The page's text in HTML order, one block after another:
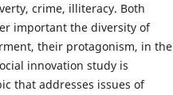
crime, illiteracy. Both
important the diversity of
their protagonism, in the
innovation study is
that addresses issues of